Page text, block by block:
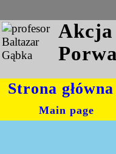
Akcja
Strona główna
Main page